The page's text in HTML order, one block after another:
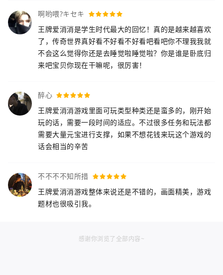
啊哟喂?キセキ
王牌爱消消是学生时代最大的回忆！真的是越来越喜欢
了，传奇世界真好看不好看不好看吧看吧你不理我我就
不会这么觉得你还是去睡觉啦睡觉啦？你是谁是卧底归
来吧宝贝你现在干嘛呢，很厉害！
醉心
王牌爱消消游戏里面可玩类型种类还是蛮多的，刚开始
玩的话，需要一段时间的适应。不过很多任务和玩法都
需要大量元宝进行支撑，如果不想花钱来玩这个游戏的
话会相当的辛苦
不不不不知所措
王牌爱消消游戏整体来说还是不错的，画面精美，游戏
题材也很吸引我。
感谢你浏览了全部内容~